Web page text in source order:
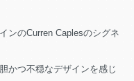
ンのCurren Caplesのシグネ
かつ不穏なデザインを感じ